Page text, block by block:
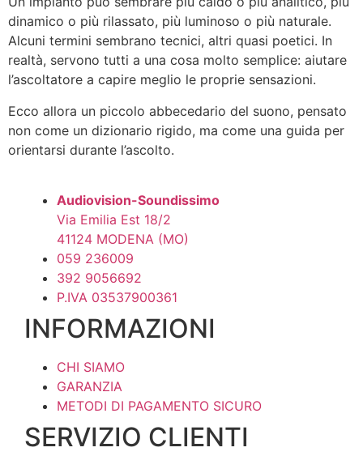
dinamico o più rilassato, più luminoso o più naturale.
Alcuni termini sembrano tecnici, altri quasi poetici. In
realtà, servono tutti a una cosa molto semplice: aiutare
l’ascoltatore a capire meglio le proprie sensazioni.
Ecco allora un piccolo abbecedario del suono, pensato
non come un dizionario rigido, ma come una guida per
orientarsi durante l’ascolto.
Audiovision-Soundissimo
Via Emilia Est 18/2
41124 MODENA (MO)
059 236009
392 9056692
P.IVA 03537900361
INFORMAZIONI
CHI SIAMO
GARANZIA
METODI DI PAGAMENTO SICURO
SERVIZIO CLIENTI